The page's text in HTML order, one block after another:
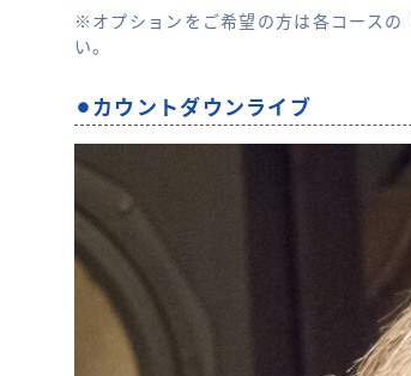
※オプションをご希望の方は各コースの
い。
⚫︎カウントダウンライブ